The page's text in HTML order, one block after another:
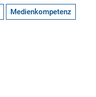
Medienkompetenz